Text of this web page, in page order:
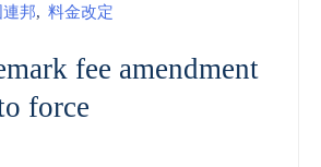
邦, 料金改定
fee amendment
force